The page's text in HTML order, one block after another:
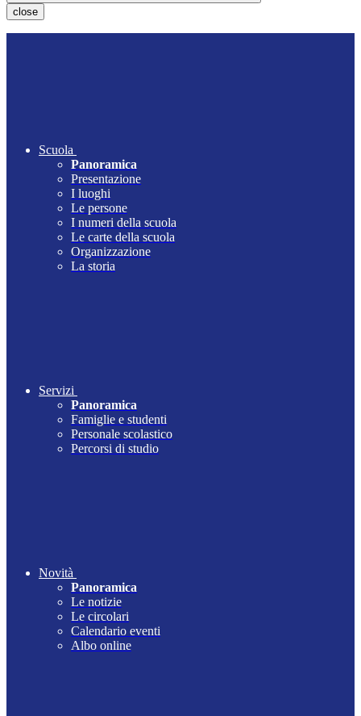
close
Scuola
Panoramica
Presentazione
I luoghi
Le persone
I numeri della scuola
Le carte della scuola
Organizzazione
La storia
Servizi
Panoramica
Famiglie e studenti
Personale scolastico
Percorsi di studio
Novità
Panoramica
Le notizie
Le circolari
Calendario eventi
Albo online